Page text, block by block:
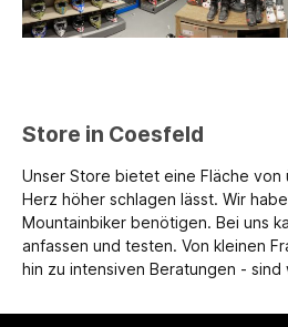
Store in Coesfeld
Unser Store bietet eine Fläche von
Herz höher schlagen lässt. Wir
Mountainbiker benötigen. Bei uns
anfassen und testen. Von kleinen
hin zu intensiven Beratungen - sind